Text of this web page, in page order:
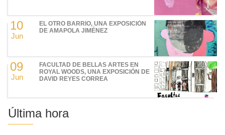
10
Jun
EL OTRO BARRIO, UNA EXPOSICIÓN
DE AMAPOLA JIMÉNEZ
09
Jun
FACULTAD DE BELLAS ARTES EN
ROYAL WOODS, UNA EXPOSICIÓN DE
DAVID REYES CORREA
Última hora